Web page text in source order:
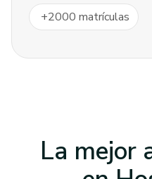
+2000 matrículas
La mejor